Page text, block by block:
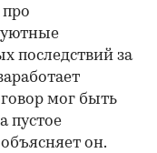
уютные
последствий за
мог быть
пустое
он.